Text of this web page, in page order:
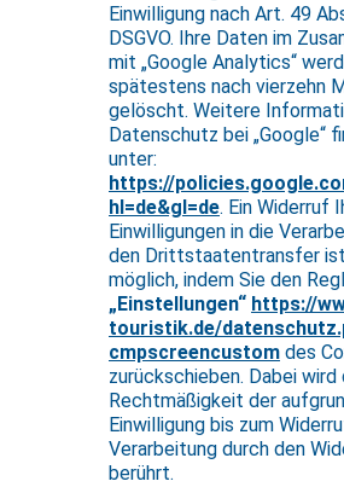
Einwilligung nach Art. 49
DSGVO. Ihre Daten im
mit „Google Analytics“
spätestens nach vierzehn
gelöscht. Weitere
Datenschutz bei „Google“
unter:
https://
hl=de&gl=de. Ein Widerruf
Einwilligungen in die
den Drittstaatentransfer
möglich, indem Sie den
„Einstellungen“ https://
touristik.de/
cmpscreencustom des
zurückschieben. Dabei wird
Rechtmäßigkeit der
Einwilligung bis zum
Verarbeitung durch den
berührt.